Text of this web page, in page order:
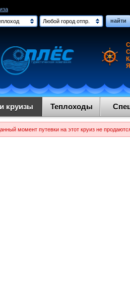
Любой город отпр. найти
круизы Теплоходы
момент путевки на этот круиз не